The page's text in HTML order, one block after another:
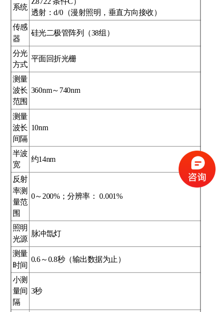
系统
透射：d/0（漫射照明，垂直方向接收）
传感
器
硅光二极管阵列（38组）
分光
方式
平面回折光栅
测量
波长
范围
360nm～740nm
测量
波长
间隔
10nm
半波
宽
约14nm
反射
率测
量范
围
0～200%；分辨率： 0.001%
照明
光源
脉冲氙灯
测量
时间
0.6～0.8秒（输出数据为止）
小测
量间
隔
3秒